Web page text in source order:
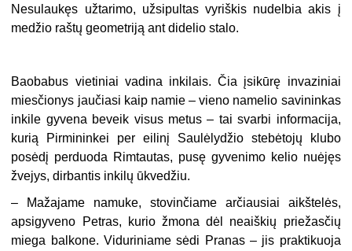
Nesulaukęs užtarimo, užsipultas vyriškis nudelbia akis į
medžio raštų geometriją ant didelio stalo.
Baobabus vietiniai vadina inkilais. Čia įsikūrę invaziniai
miesčionys jaučiasi kaip namie – vieno namelio savininkas
inkile gyvena beveik visus metus – tai svarbi informacija,
kurią Pirmininkei per eilinį Saulėlydžio stebėtojų klubo
posėdį perduoda Rimtautas, pusę gyvenimo kelio nuėjęs
žvejys, dirbantis inkilų ūkvedžiu.
– Mažajame namuke, stovinčiame arčiausiai aikštelės,
apsigyveno Petras, kurio žmona dėl neaiškių priežasčių
miega balkone. Viduriniame sėdi Pranas – jis praktikuoja